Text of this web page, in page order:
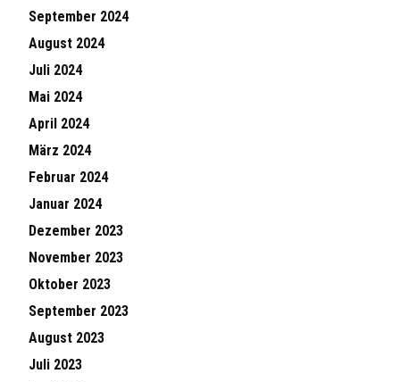
September 2024
August 2024
Juli 2024
Mai 2024
April 2024
März 2024
Februar 2024
Januar 2024
Dezember 2023
November 2023
Oktober 2023
September 2023
August 2023
Juli 2023